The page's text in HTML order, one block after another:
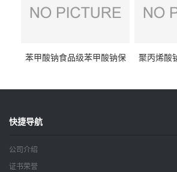
苯甲酸钠食品级苯甲酸钠保
聚丙烯酸
快捷导航
公司介绍
证书荣誉